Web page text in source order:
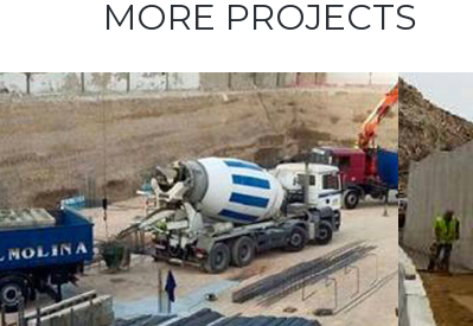
MORE PROJECTS
UTE SENDA CALA
CORTINA
HORMIGONES